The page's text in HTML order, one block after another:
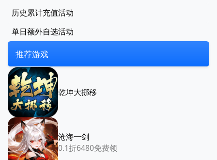
历史累计充值活动
单日额外自选活动
推荐游戏
乾坤大挪移
沧海一剑
0.1折6480免费领